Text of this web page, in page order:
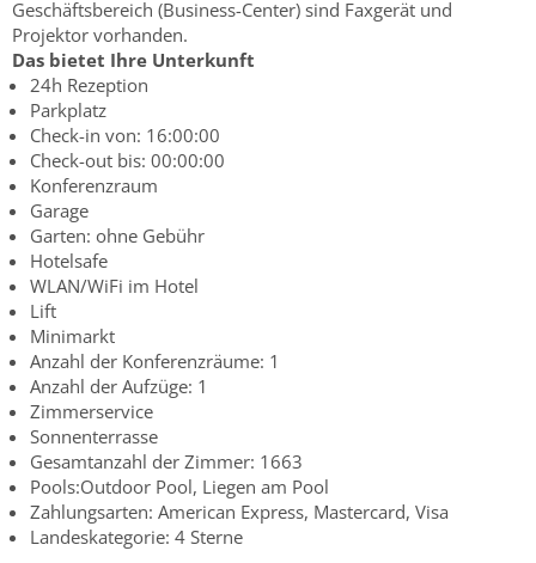
Geschäftsbereich (Business-Center) sind Faxgerät und
Projektor vorhanden.
Das bietet Ihre Unterkunft
24h Rezeption
Parkplatz
Check-in von: 16:00:00
Check-out bis: 00:00:00
Konferenzraum
Garage
Garten: ohne Gebühr
Hotelsafe
WLAN/WiFi im Hotel
Lift
Minimarkt
Anzahl der Konferenzräume: 1
Anzahl der Aufzüge: 1
Zimmerservice
Sonnenterrasse
Gesamtanzahl der Zimmer: 1663
Pools:Outdoor Pool, Liegen am Pool
Zahlungsarten: American Express, Mastercard, Visa
Landeskategorie: 4 Sterne